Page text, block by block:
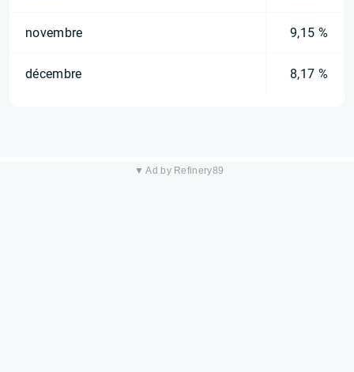
novembre 9,15 %
décembre 8,17 %
▼ Ad by Refinery89